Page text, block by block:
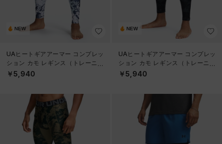
NEW
UAヒートギアアーマー コンプレッ
ション カモ レギンス（トレーニン
グ/MEN）
￥5,940
NEW
UAヒートギアアーマー コンプレッ
ション カモ レギンス（トレーニン
グ/MEN）
￥5,940